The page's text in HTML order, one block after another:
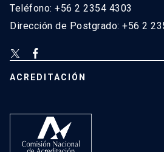
Teléfono: +56 2 2354 4303
Dirección de Postgrado: +56 2
ACREDITACIÓN